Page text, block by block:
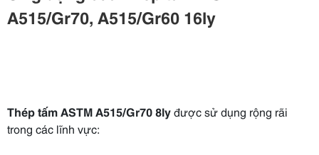
A515/Gr70, A515/Gr60 16ly
Thép tấm ASTM A515/Gr70 8lyđược sử dụng rộng rãi
trong các lĩnh vực: